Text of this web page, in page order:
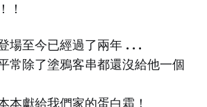
！
場至今已經過了兩年...
常除了塗鴉客串都還沒給他一個
本獻給我們家的蛋白霜！